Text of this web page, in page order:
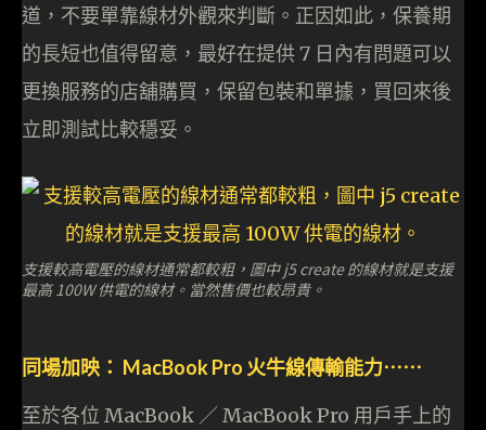
道，不要單靠線材外觀來判斷。正因如此，保養期
的長短也值得留意，最好在提供 7 日內有問題可以
更換服務的店舖購買，保留包裝和單據，買回來後
立即測試比較穩妥。
支援較高電壓的線材通常都較粗，圖中 j5 create 的線材就是支援
最高 100W 供電的線材。當然售價也較昂貴。
同場加映： MacBook Pro 火牛線傳輸能力⋯⋯
至於各位 MacBook ／ MacBook Pro 用戶手上的